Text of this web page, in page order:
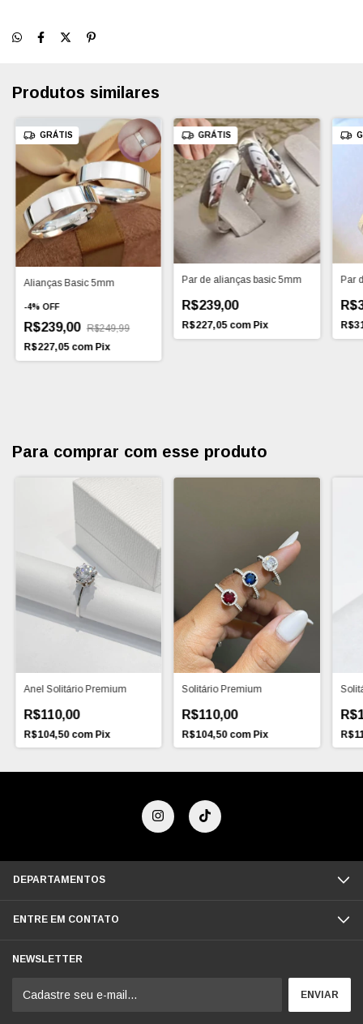
Produtos similares
GRÁTIS
Alianças Basic 5mm
-4% OFF
R$239,00 R$249,99
R$227,05 com Pix
GRÁTIS
Par de alianças basic 5mm
R$239,00
R$227,05 com Pix
Par
Para comprar com esse produto
Anel Solitário Premium
R$110,00
R$104,50 com Pix
Solitário Premium
R$110,00
R$104,50 com Pix
DEPARTAMENTOS
ENTRE EM CONTATO
NEWSLETTER